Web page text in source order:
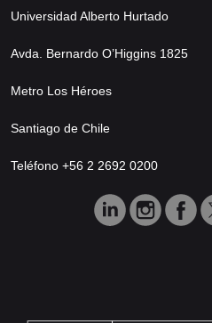
Universidad Alberto Hurtado
Avda. Bernardo O’Higgins 1825
Metro Los Héroes
Santiago de Chile
Teléfono +56 2 2692 0200